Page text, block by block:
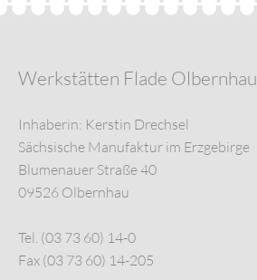
Werkstätten Flade Olbernhau
Inhaberin: Kerstin Drechsel
Sächsische Manufaktur im Erzgebirge
Blumenauer Straße 40
09526 Olbernhau
Tel. (03 73 60) 14-0
Fax (03 73 60) 14-205